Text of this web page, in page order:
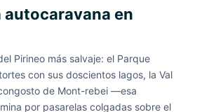
autocaravana en
Pirineo más salvaje: el Parque
con sus doscientos lagos, la Val
de Mont-rebei —esa
por pasarelas colgadas sobre el